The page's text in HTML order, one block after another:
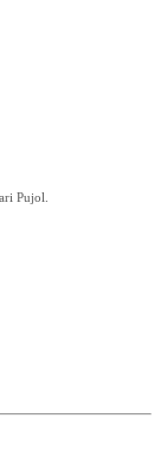
Pujol.